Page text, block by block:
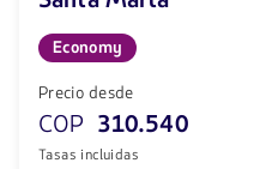
Economy
Precio desde
COP 310.540
Tasas incluidas